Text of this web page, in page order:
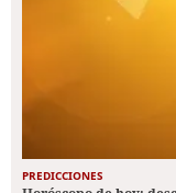
PREDICCIONES